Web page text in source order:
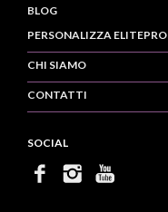
BLOG
PERSONALIZZA ELITEPRO
CHI SIAMO
CONTATTI
SOCIAL